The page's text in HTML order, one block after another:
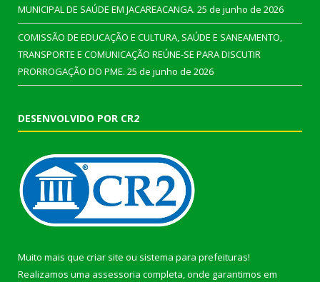
MUNICIPAL DE SAÚDE EM JACAREACANGA. 25 de junho de 2026
COMISSÃO DE EDUCAÇÃO E CULTURA, SAÚDE E SANEAMENTO,
TRANSPORTE E COMUNICAÇÃO REÚNE-SE PARA DISCUTIR
PRORROGAÇÃO DO PME. 25 de junho de 2026
DESENVOLVIDO POR CR2
Muito mais que criar site ou sistema para prefeituras!
Realizamos uma assessoria completa, onde garantimos em